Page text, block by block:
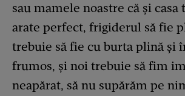
sau mamele noastre că și casa
arate perfect, frigiderul să fie
trebuie să fie cu burta plină și
frumos, și noi trebuie să fim
neapărat, să nu supărăm pe